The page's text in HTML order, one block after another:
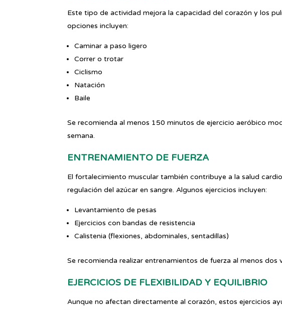
Este tipo de actividad mejora la capacidad del corazón y los
opciones incluyen:
Caminar a paso ligero
Correr o trotar
Ciclismo
Natación
Baile
Se recomienda al menos 150 minutos de ejercicio aeróbico
semana.
ENTRENAMIENTO DE FUERZA
El fortalecimiento muscular también contribuye a la salud
regulación del azúcar en sangre. Algunos ejercicios incluyen:
Levantamiento de pesas
Ejercicios con bandas de resistencia
Calistenia (flexiones, abdominales, sentadillas)
Se recomienda realizar entrenamientos de fuerza al menos dos
EJERCICIOS DE FLEXIBILIDAD Y EQUILIBRIO
Aunque no afectan directamente al corazón, estos ejercicios